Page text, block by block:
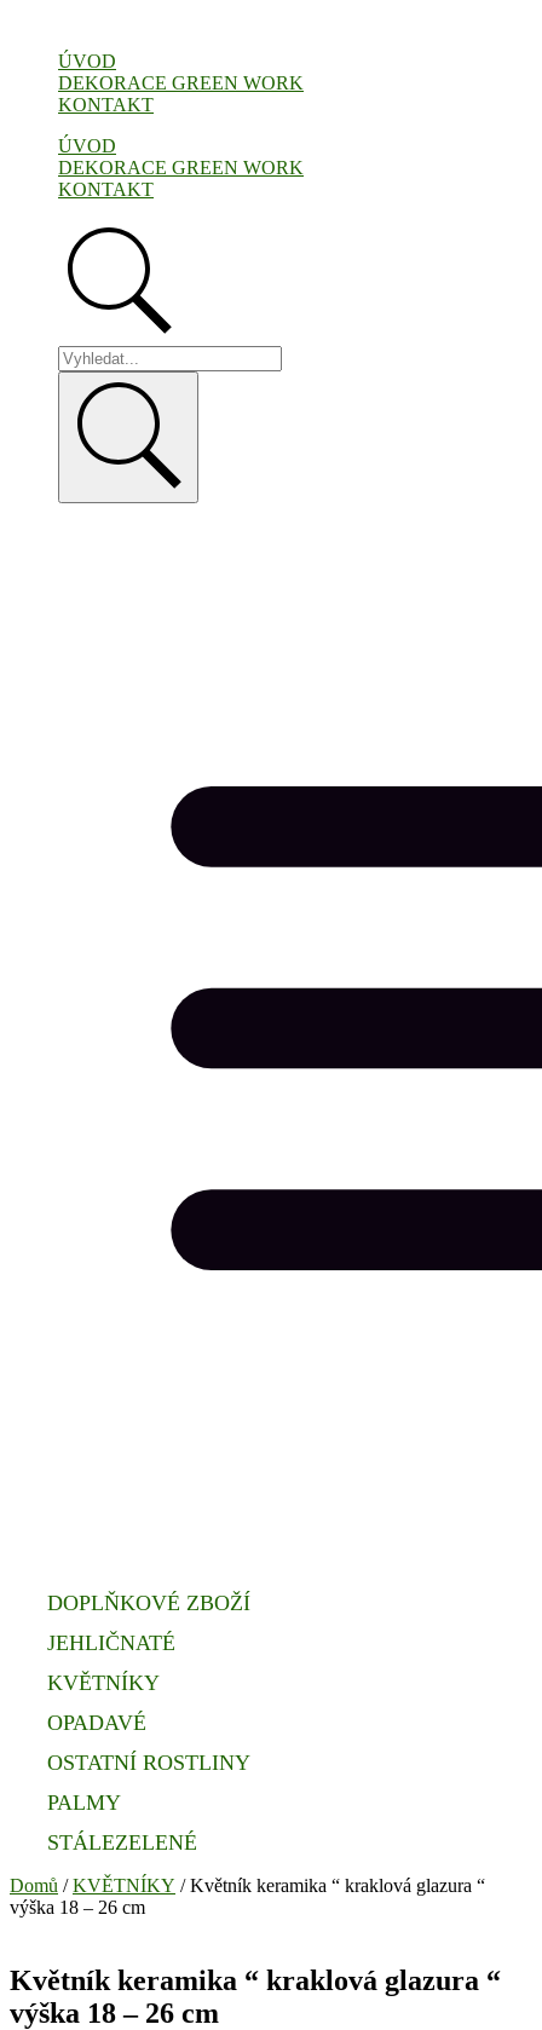
obsahuÚVOD
DEKORACE GREEN WORK
KONTAKT
ÚVOD
DEKORACE GREEN WORK
KONTAKT
DOPLŇKOVÉ ZBOŽÍ
JEHLIČNATÉ
KVĚTNÍKY
OPADAVÉ
OSTATNÍ ROSTLINY
PALMY
STÁLEZELENÉ
Domů /KVĚTNÍKY / Květník keramika “ kraklová glazura “
výška 18 – 26 cm
Květník keramika “ kraklová glazura “
výška 18 – 26 cm